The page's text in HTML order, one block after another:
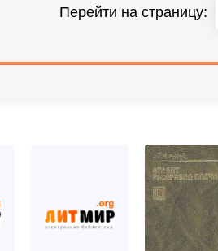
Перейти на страницу: